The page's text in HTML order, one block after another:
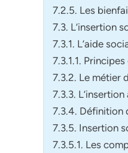
7.2.5. Les
7.3. L’insertion
7.3.1. L’aide
7.3.1.1.
7.3.2. Le métier
7.3.3.
7.3.4. Définition
7.3.5. Insertion
7.3.5.1. Les